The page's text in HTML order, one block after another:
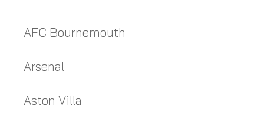
AFC Bournemouth
Arsenal
Aston Villa